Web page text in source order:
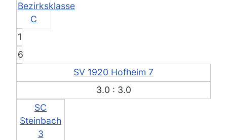
Bezirksklasse
C
1
6
SV 1920 Hofheim 7
3.0 : 3.0
SC
Steinbach
3